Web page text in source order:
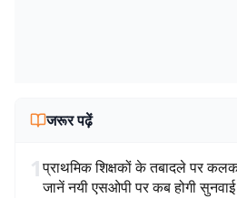
जरूर पढ़ें
1प्राथमिक शिक्षकों के तबादले पर
जानें नयी एसओपी पर कब होगी सुनवाई